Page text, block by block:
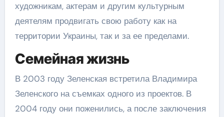
художникам, актерам и другим культурным
деятелям продвигать свою работу как на
территории Украины, так и за ее пределами.
Семейная жизнь
В 2003 году Зеленская встретила Владимира
Зеленского на съемках одного из проектов. В
2004 году они поженились, а после заключения